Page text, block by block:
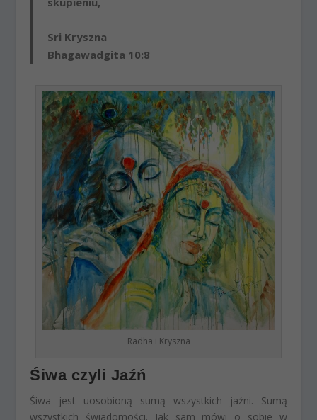
Sri Kryszna
Bhagawadgita 10:8
Radha i Kryszna
Śiwa czyli Jaźń
Śiwa jest uosobioną sumą wszystkich jaźni. Sumą
wszystkich świadomości. Jak sam mówi o sobie w